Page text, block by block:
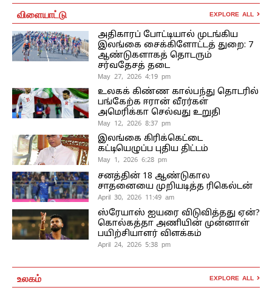
விளையாட்டு EXPLORE ALL
அதிகாரப் போட்டியால் முடங்கிய
இலங்கை சைக்கிளோட்டத் துறை: 7
ஆண்டுகளாகத் தொடரும்
சர்வதேசத் தடை
May 27, 2026 4:19 pm
உலகக் கிண்ண கால்பந்து தொடரில்
பங்கேற்க ஈரான் வீரர்கள்
அமெரிக்கா செல்வது உறுதி
May 12, 2026 8:37 pm
இலங்கை கிரிக்கெட்டை
கட்டியெழுப்ப புதிய திட்டம்
May 1, 2026 6:28 pm
சனத்தின் 18 ஆண்டுகால
சாதனையை முறியடித்த ரிகெல்டன்
April 30, 2026 11:49 am
ஸ்ரேயாஸ் ஐயரை விடுவித்தது ஏன்?
கொல்கத்தா அணியின் முன்னாள்
பயிற்சியாளர் விளக்கம்
April 24, 2026 5:38 pm
உலகம் EXPLORE ALL